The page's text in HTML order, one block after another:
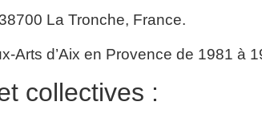
La Tronche, France.
Arts d’Aix en Provence de 1981 à
collectives :